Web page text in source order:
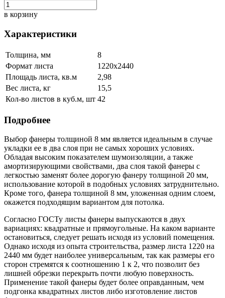
в корзину
Характеристики
Толщина, мм
8
Формат листа
1220х2440
Площадь листа, кв.м
2,98
Вес листа, кг
15,5
Кол-во листов в куб.м, шт 42
Подробнее
Выбор фанеры толщиной 8 мм является идеальным в случае
укладки ее в два слоя при не самых хороших условиях.
Обладая высоким показателем шумоизоляции, а также
амортизирующими свойствами, два слоя такой фанеры с
легкостью заменят более дорогую фанеру толщиной 20 мм,
использование которой в подобных условиях затруднительно.
Кроме того, фанера толщиной 8 мм, уложенная одним слоем,
окажется подходящим вариантом для потолка.
Согласно ГОСТу листы фанеры выпускаются в двух
вариациях: квадратные и прямоугольные. На каком варианте
остановиться, следует решать исходя из условий помещения.
Однако исходя из опыта строительства, размер листа 1220 на
2440 мм будет наиболее универсальным, так как размеры его
сторон стремятся к соотношению 1 к 2, что позволит без
лишней обрезки перекрыть почти любую поверхность.
Применение такой фанеры будет более оправданным, чем
подгонка квадратных листов либо изготовление листов